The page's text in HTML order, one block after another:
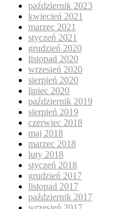
październik 2023
kwiecień 2021
marzec 2021
styczeń 2021
grudzień 2020
listopad 2020
wrzesień 2020
sierpień 2020
lipiec 2020
październik 2019
sierpień 2019
czerwiec 2018
maj 2018
marzec 2018
luty 2018
styczeń 2018
grudzień 2017
listopad 2017
październik 2017